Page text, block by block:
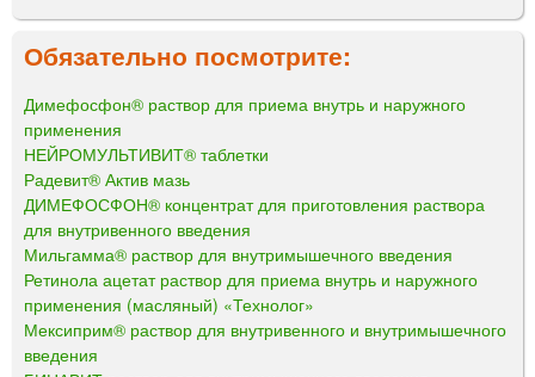
Обязательно посмотрите:
Димефосфон® раствор для приема внутрь и наружного
применения
НЕЙРОМУЛЬТИВИТ® таблетки
Радевит® Актив мазь
ДИМЕФОСФОН® концентрат для приготовления раствора
для внутривенного введения
Мильгамма® раствор для внутримышечного введения
Ретинола ацетат раствор для приема внутрь и наружного
применения (масляный) «Технолог»
Мексиприм® раствор для внутривенного и внутримышечного
введения